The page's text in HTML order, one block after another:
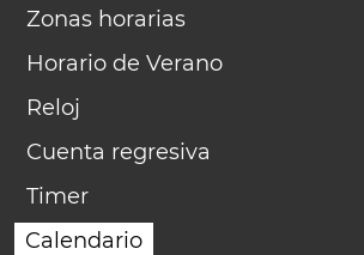
Zonas horarias
Horario de Verano
Reloj
Cuenta regresiva
Timer
Calendario